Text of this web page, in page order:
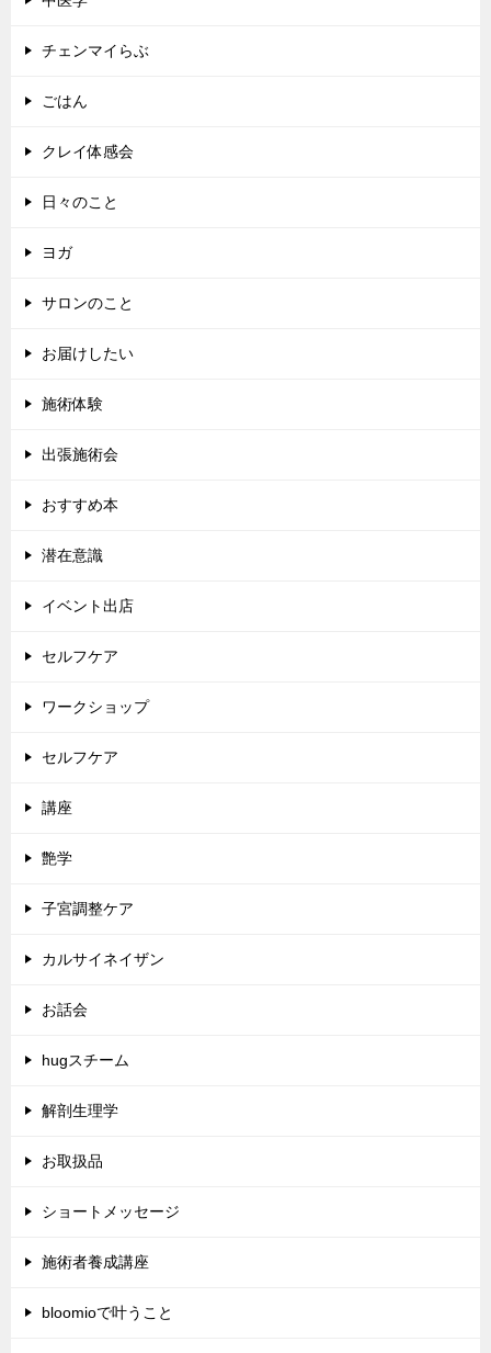
チェンマイらぶ
ごはん
クレイ体感会
日々のこと
ヨガ
サロンのこと
お届けしたい
施術体験
出張施術会
おすすめ本
潜在意識
イベント出店
セルフケア
ワークショップ
セルフケア
講座
艶学
子宮調整ケア
カルサイネイザン
お話会
hugスチーム
解剖生理学
お取扱品
ショートメッセージ
施術者養成講座
bloomioで叶うこと